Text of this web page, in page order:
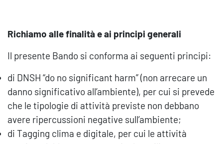
Richiamo alle finalità e ai principi generali
Il presente Bando si conforma ai seguenti principi:
di DNSH “do no significant harm” (non arrecare un
danno significativo all’ambiente), per cui si prevede
che le tipologie di attività previste non debbano
avere ripercussioni negative sull’ambiente;
di Tagging clima e digitale, per cui le attività